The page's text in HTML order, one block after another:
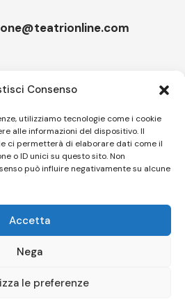
Consenso
utilizziamo tecnologie come i cookie
alle informazioni del dispositivo. Il
ci permetterà di elaborare dati come il
o ID unici su questo sito. Non
può influire negativamente su alcune
Accetta
Nega
le preferenze
Verezzi, La cameriera brillante
d’Oro della 37^ edizione
SIMONE ROMPIETTI SR WEB
relative alla privacy